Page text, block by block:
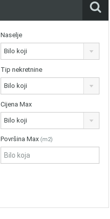
Naselje
Bilo koji
Tip nekretnine
Bilo koji
Cijena Max
Bilo koji
Površina Max (m2)